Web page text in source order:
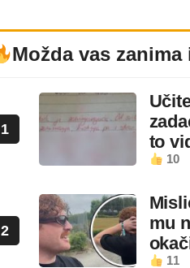
Možda vas zanima
1
to
10
2
mu
11